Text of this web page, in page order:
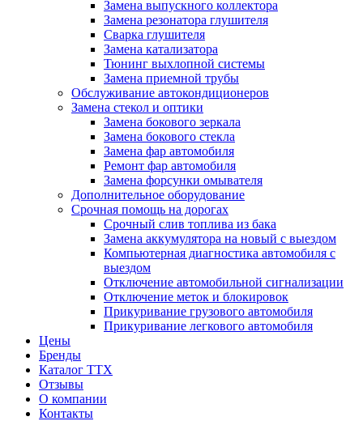
Замена выпускного коллектора
Замена резонатора глушителя
Сварка глушителя
Замена катализатора
Тюнинг выхлопной системы
Замена приемной трубы
Обслуживание автокондиционеров
Замена стекол и оптики
Замена бокового зеркала
Замена бокового стекла
Замена фар автомобиля
Ремонт фар автомобиля
Замена форсунки омывателя
Дополнительное оборудование
Срочная помощь на дорогах
Срочный слив топлива из бака
Замена аккумулятора на новый с выездом
Компьютерная диагностика автомобиля с
выездом
Отключение автомобильной сигнализации
Отключение меток и блокировок
Прикуривание грузового автомобиля
Прикуривание легкового автомобиля
Цены
Бренды
Каталог ТТХ
Отзывы
О компании
Контакты